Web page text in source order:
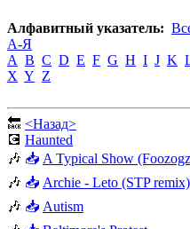
Алфавитный указатель:
А-Я
A B C D E F G H I J K
X Y Z
🔙 <Назад>
💽 Haunted
🎶 📥 A Typical Show
🎶 📥 Archie - Leto (STP remix)
🎶 📥 Autism